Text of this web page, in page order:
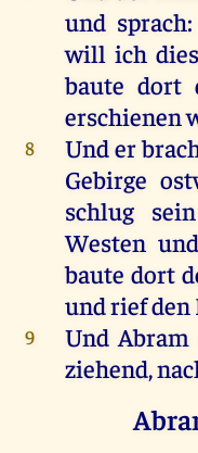
und sprach:
will ich
baute dort
erschienen
8 Under
Gebirge
schlug sein
Westen und
baute dort
undriefden
9 Und Abram
ziehend,